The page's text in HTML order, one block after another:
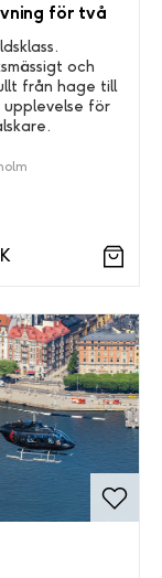
för två
och
från hage till